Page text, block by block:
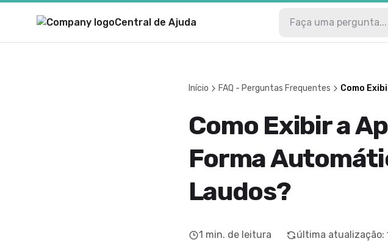
Central de Ajuda
Início FAQ - Perguntas Frequentes Como
Como Exibir a
Forma
Laudos?
1 min. de leitura última atualização: